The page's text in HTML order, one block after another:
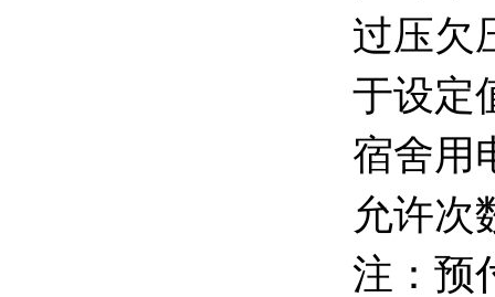
过压欠
于设定
宿舍用
允许次
注：预